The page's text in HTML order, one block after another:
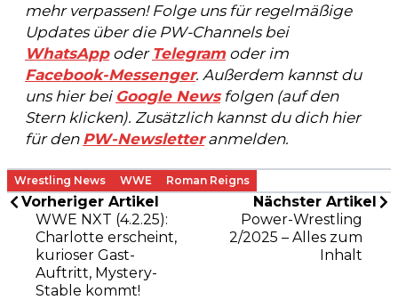
mehr verpassen! Folge uns für regelmäßige
Updates über die PW-Channels bei
WhatsAppoder Telegramoder im
Facebook-Messenger. Außerdem kannst du
uns hier bei Google Newsfolgen (auf den
Stern klicken). Zusätzlich kannst du dich hier
für den PW-Newsletteranmelden.
Wrestling News WWE Roman Reigns
Vorheriger Artikel
WWE NXT (4.2.25):
Charlotte erscheint,
kurioser Gast-
Auftritt, Mystery-
Stable kommt!
Nächster Artikel
Power-Wrestling
2/2025 – Alles zum
Inhalt